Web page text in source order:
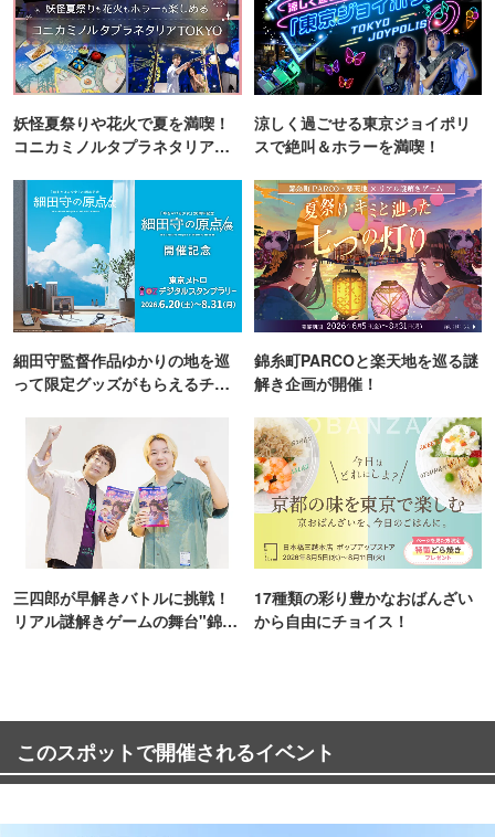
妖怪夏祭りや花火で夏を満喫！
コニカミノルタプラネタリア
涼しく過ごせる東京ジョイポリ
スで絶叫＆ホラーを満喫！
細田守監督作品ゆかりの地を巡
って限定グッズがもらえるチャ
錦糸町PARCOと楽天地を巡る謎
解き企画が開催！
三四郎が早解きバトルに挑戦！
リアル謎解きゲームの舞台"錦糸
17種類の彩り豊かなおばんざい
から自由にチョイス！
このスポットで開催されるイベント